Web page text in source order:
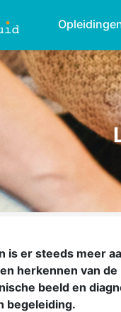
is er steeds meer
herkennen van
beeld en
begeleiding.